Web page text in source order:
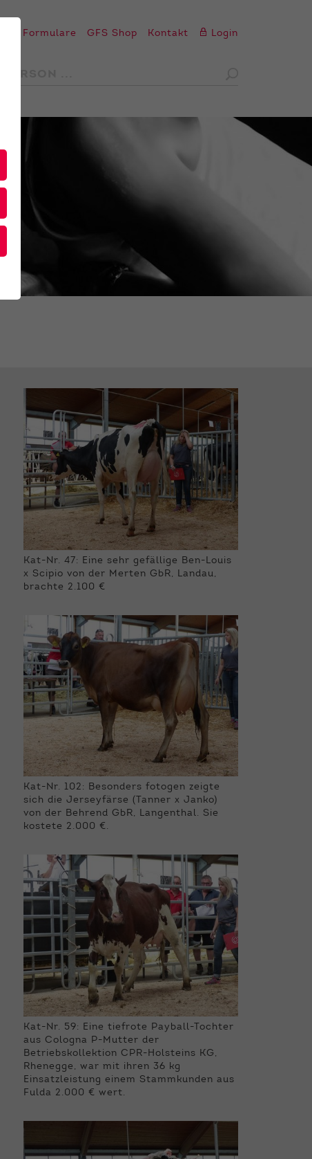
Formulare GFS Shop Kontakt Login
Kat-Nr. 47: Eine sehr gefällige Ben-Louis
x Scipio von der Merten GbR, Landau,
brachte 2.100 €
Kat-Nr. 102: Besonders fotogen zeigte
sich die Jerseyfärse (Tanner x Janko)
von der Behrend GbR, Langenthal. Sie
kostete 2.000 €.
Kat-Nr. 59: Eine tiefrote Payball-Tochter
aus Cologna P-Mutter der
Betriebskollektion CPR-Holsteins KG,
Rhenegge, war mit ihren 36 kg
Einsatzleistung einem Stammkunden aus
Fulda 2.000 € wert.